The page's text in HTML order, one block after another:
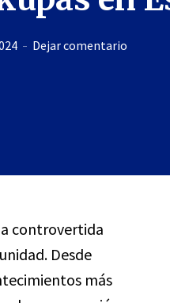
Dejar comentario
controvertida
Desde
más